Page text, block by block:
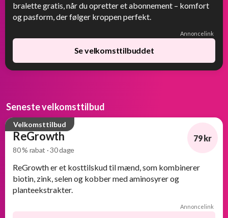
bralette gratis, når du opretter et abonnement – komfort
og pasform, der følger kroppen perfekt.
Annoncelink
Se velkomsttilbuddet
Seneste velkomsttilbud
Velkomsttilbud
ReGrowth
80 % rabat · 30 dage
79 kr
ReGrowth er et kosttilskud til mænd, som kombinerer
biotin, zink, selen og kobber med aminosyrer og
planteekstrakter.
Annoncelink